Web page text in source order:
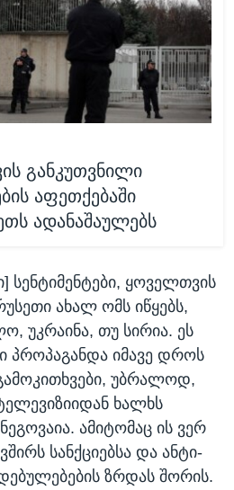
განკუთვნილი
აფეთქებაში
ადანაშაულებს
სენტიმენტები, ყოველთვის
ახალ ომს იწყებს,
უკრაინა, თუ სირია. ეს
პროპაგანდა იმავე დროს
უბრალოდ,
ხალხს
ამიტომაც ის ვერ
სანქციებსა და ანტი-
ზრდას შორის.